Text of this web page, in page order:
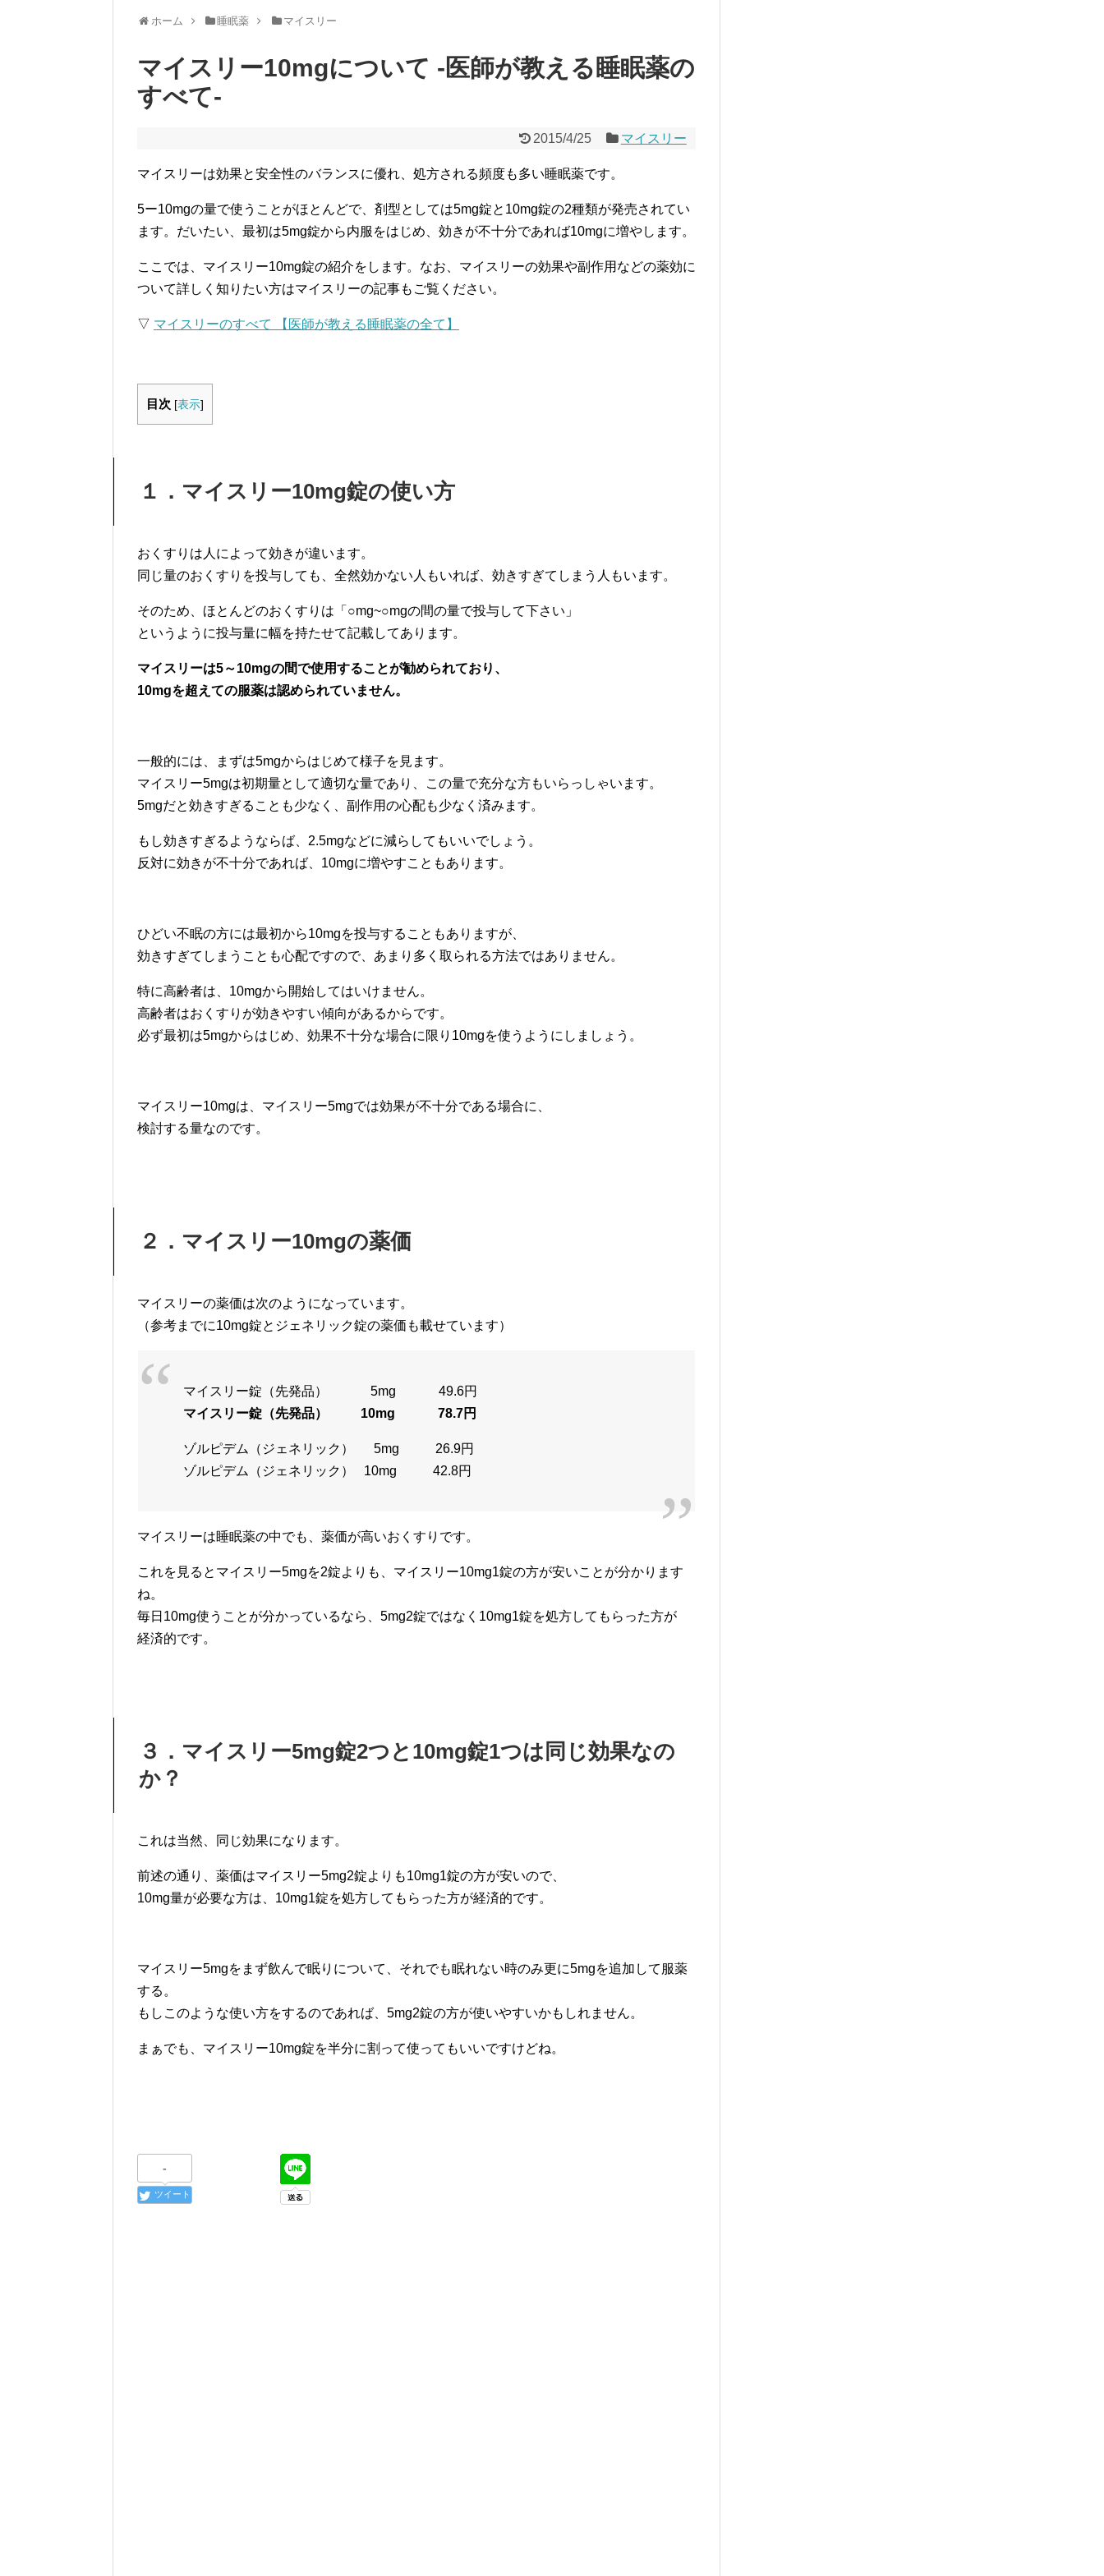
ホーム 睡眠薬 マイスリー
マイスリー10mgについて -医師が教える睡眠薬の
すべて-
2015/4/25 マイスリー
マイスリーは効果と安全性のバランスに優れ、処方される頻度も多い睡眠薬です。
5ー10mgの量で使うことがほとんどで、剤型としては5mg錠と10mg錠の2種類が発売されてい
ます。だいたい、最初は5mg錠から内服をはじめ、 効きが不十分であれば10mgに増やします。
ここでは、マイスリー10mg錠の紹介をします。なお、マイスリーの効果や副作用などの薬効に
ついて詳しく知りたい方はマイスリーの記事もご覧ください。
▽ マイスリーのすべて 【医師が教える睡眠薬の全て】
目次 [表示]
１．マイスリー10mg錠の使い方
おくすりは人によって効きが違います。
同じ量のおくすりを投与しても、全然効かない人もいれば、効きすぎてしまう人もいます。
そのため、ほとんどのおくすりは「○mg~○mgの間の量で投与して下さい」
というように投与量に幅を持たせて記載してあります。
マイスリーは5～10mgの間で使用することが勧められており、
10mgを超えての服薬は認められていません。
一般的には、まずは5mgからはじめて様子を見ます。
マイスリー5mgは初期量として適切な量であり、この量で充分な方もいらっしゃいます。
5mgだと効きすぎることも少なく、副作用の心配も少なく済みます。
もし効きすぎるようならば、2.5mgなどに減らしてもいいでしょう。
反対に効きが不十分であれば、10mgに増やすこともあります。
ひどい不眠の方には最初から10mgを投与することもありますが、
効きすぎてしまうことも心配ですので、あまり多く取られる方法ではありません。
特に高齢者は、10mgから開始してはいけません。
高齢者はおくすりが効きやすい傾向があるからです。
必ず最初は5mgからはじめ、効果不十分な場合に限り10mgを使うようにしましょう。
マイスリー10mgは、マイスリー5mgでは効果が不十分である場合に、
検討する量なのです。
２．マイスリー10mgの薬価
マイスリーの薬価は次のようになっています。
（参考までに10mg錠とジェネリック錠の薬価も載せています）
マイスリー錠（先発品） 5mg 49.6円
マイスリー錠（先発品） 10mg 78.7円
ゾルピデム（ジェネリック） 5mg 26.9円
ゾルピデム（ジェネリック） 10mg 42.8円
マイスリーは睡眠薬の中でも、薬価が高いおくすりです。
これを見るとマイスリー5mgを2錠よりも、マイスリー10mg1錠の方が安いことが分かります
ね。
毎日10mg使うことが分かっているなら、5mg2錠ではなく10mg1錠を処方してもらった方が
経済的です。
３．マイスリー5mg錠2つと10mg錠1つは同じ効果なの
か？
これは当然、同じ効果になります。
前述の通り、薬価はマイスリー5mg2錠よりも10mg1錠の方が安いので、
10mg量が必要な方は、10mg1錠を処方してもらった方が経済的です。
マイスリー5mgをまず飲んで眠りについて、それでも眠れない時のみ更に5mgを追加して服薬
する。
もしこのような使い方をするのであれば、5mg2錠の方が使いやすいかもしれません。
まぁでも、マイスリー10mg錠を半分に割って使ってもいいですけどね。
-
ツイート